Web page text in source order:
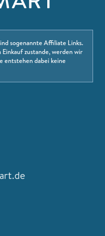
sogenannte Affiliate Links.
zustande, werden wir
entstehen dabei keine